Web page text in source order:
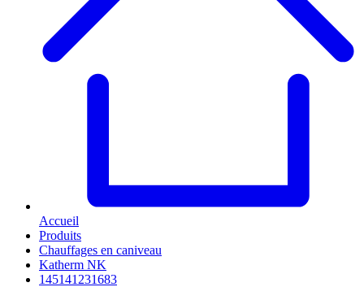
Accueil
Produits
Chauffages en caniveau
Katherm NK
145141231683